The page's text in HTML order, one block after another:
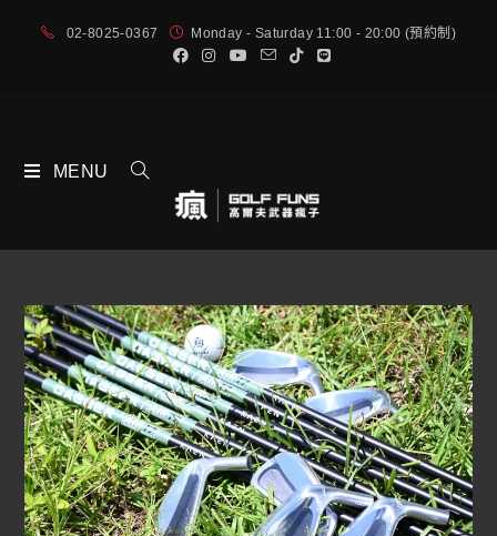
02-8025-0367 Monday - Saturday 11:00 - 20:00 (預約制)
MENU